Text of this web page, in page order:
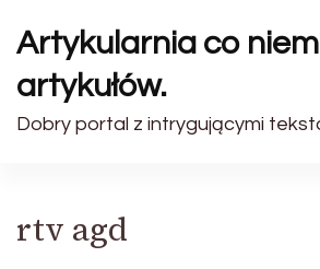
Artykularnia co
artykułów.
Dobry portal z intrygującymi
rtv agd